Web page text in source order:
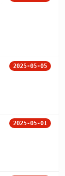
2025-05-05
2025-05-01